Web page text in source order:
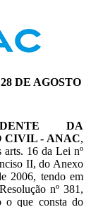
DE AGOSTO
DA
CIVIL - ANAC,
arts. 16 da Lei nº
II, do Anexo
2006, tendo em
nº 381,
o que consta do